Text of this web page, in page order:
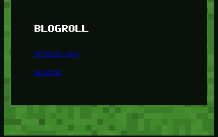
BLOGROLL
Minetest Blog
Minetest